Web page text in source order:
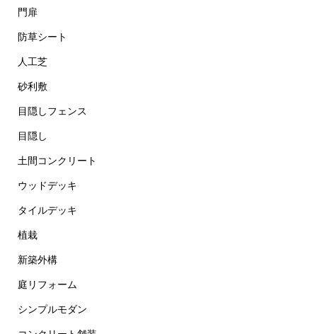
門扉
防草シート
人工芝
砂利敷
目隠しフェンス
目隠し
土間コンクリート
ウッドデッキ
タイルデッキ
植栽
新築外構
庭リフォーム
シンプルモダン